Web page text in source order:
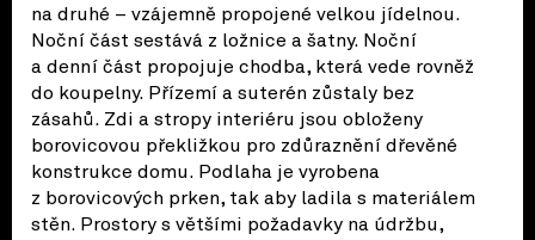
na druhé – vzájemně propojené velkou jídelnou.
Noční část sestává z ložnice a šatny. Noční
a denní část propojuje chodba, která vede rovněž
do koupelny. Přízemí a suterén zůstaly bez
zásahů. Zdi a stropy interiéru jsou obloženy
borovicovou překližkou pro zdůraznění dřevěné
konstrukce domu. Podlaha je vyrobena
z borovicových prken, tak aby ladila s materiálem
stěn. Prostory s většími požadavky na údržbu,